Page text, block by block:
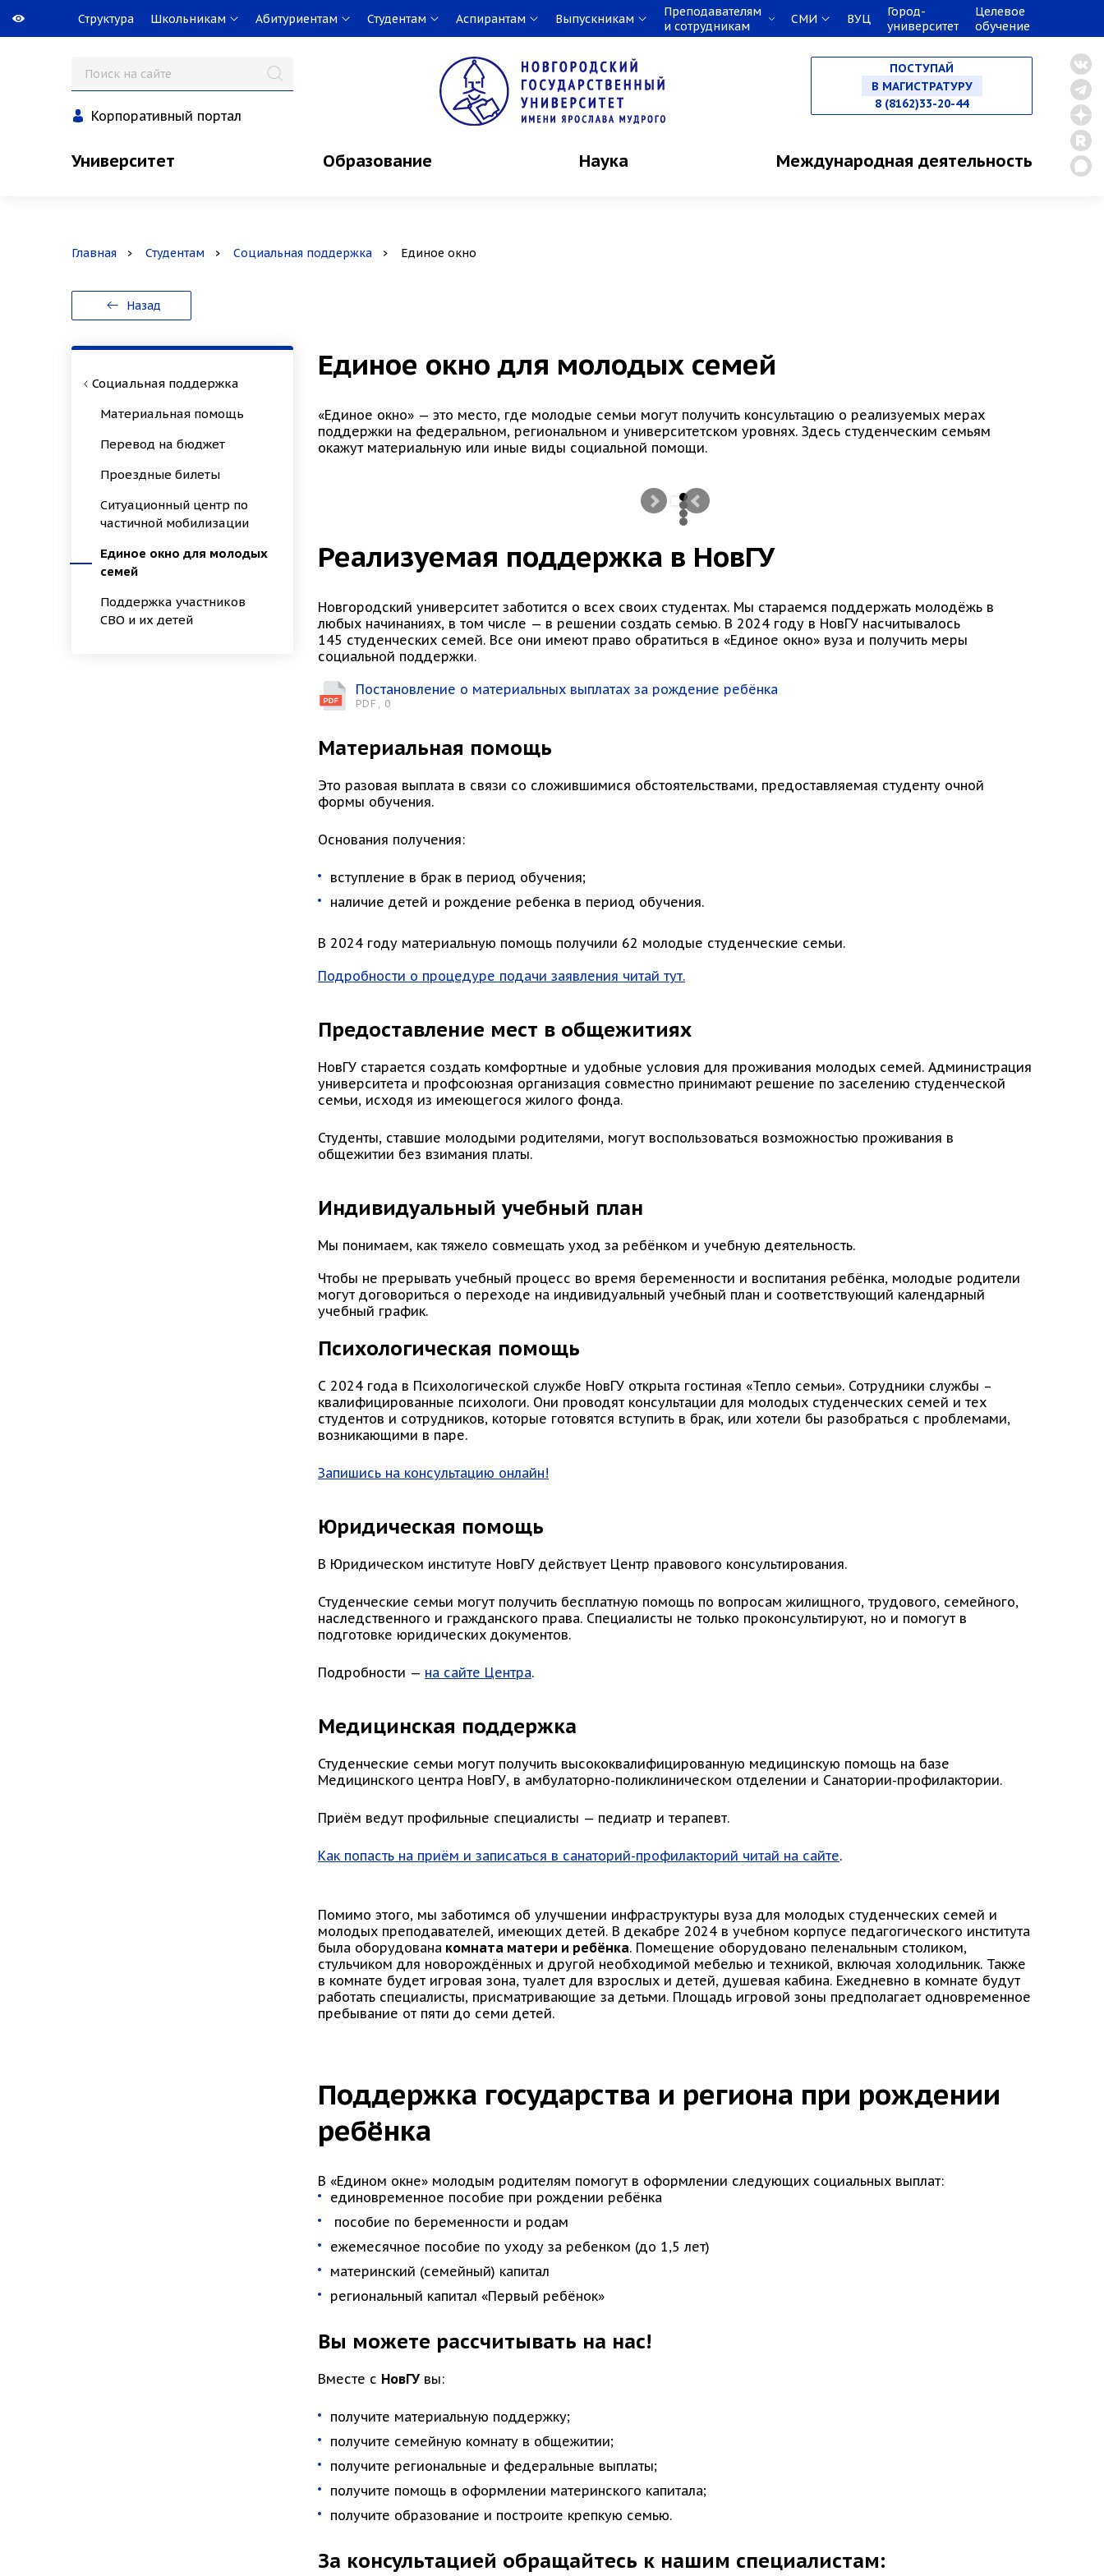
Структура Школьникам Абитуриентам Студентам Аспирантам Выпускникам
Преподавателям
и сотрудникам
СМИ ВУЦ
Город-
университет
Целевое
обучение
Корпоративный портал
ПОСТУПАЙ
НА СПЕЦИАЛИТЕТ
В МАГИСТРАТУРУ
8 (8162)33-20-44
Университет Образование Наука Международная деятельность
Главная Студентам Социальная поддержка Единое окно
Назад
Социальная поддержка
Материальная помощь
Перевод на бюджет
Проездные билеты
Ситуационный центр по
частичной мобилизации
Единое окно для молодых
семей
Поддержка участников
СВО и их детей
Единое окно для молодых семей
«Единое окно» — это место, где молодые семьи могут получить консультацию о реализуемых мерах
поддержки на федеральном, региональном и университетском уровнях. Здесь студенческим семьям
окажут материальную или иные виды социальной помощи.
Реализуемая поддержка в НовГУ
Новгородский университет заботится о всех своих студентах. Мы стараемся поддержать молодёжь в
любых начинаниях, в том числе — в решении создать семью. В 2024 году в НовГУ насчитывалось
145 студенческих семей. Все они имеют право обратиться в «Единое окно» вуза и получить меры
социальной поддержки.
Постановление о материальных выплатах за рождение ребёнка
PDF, 0
Материальная помощь
Это разовая выплата в связи со сложившимися обстоятельствами, предоставляемая студенту очной
формы обучения.
Основания получения:
вступление в брак в период обучения;
наличие детей и рождение ребенка в период обучения.
В 2024 году материальную помощь получили 62 молодые студенческие семьи.
Подробности о процедуре подачи заявления читай тут.
Предоставление мест в общежитиях
НовГУ старается создать комфортные и удобные условия для проживания молодых семей. Администрация
университета и профсоюзная организация совместно принимают решение по заселению студенческой
семьи, исходя из имеющегося жилого фонда.
Студенты, ставшие молодыми родителями, могут воспользоваться возможностью проживания в
общежитии без взимания платы.
Индивидуальный учебный план
Мы понимаем, как тяжело совмещать уход за ребёнком и учебную деятельность.
Чтобы не прерывать учебный процесс во время беременности и воспитания ребёнка, молодые родители
могут договориться о переходе на индивидуальный учебный план и соответствующий календарный
учебный график.
Психологическая помощь
С 2024 года в Психологической службе НовГУ открыта гостиная «Тепло семьи». Сотрудники службы –
квалифицированные психологи. Они проводят консультации для молодых студенческих семей и тех
студентов и сотрудников, которые готовятся вступить в брак, или хотели бы разобраться с проблемами,
возникающими в паре.
Запишись на консультацию онлайн!
Юридическая помощь
В Юридическом институте НовГУ действует Центр правового консультирования.
Студенческие семьи могут получить бесплатную помощь по вопросам жилищного, трудового, семейного,
наследственного и гражданского права. Специалисты не только проконсультируют, но и помогут в
подготовке юридических документов.
Подробности — на сайте Центра.
Медицинская поддержка
Студенческие семьи могут получить высококвалифицированную медицинскую помощь на базе
Медицинского центра НовГУ, в амбулаторно-поликлиническом отделении и Санатории-профилактории.
Приём ведут профильные специалисты — педиатр и терапевт.
Как попасть на приём и записаться в санаторий-профилакторий читай на сайте.
Помимо этого, мы заботимся об улучшении инфраструктуры вуза для молодых студенческих семей и
молодых преподавателей, имеющих детей. В декабре 2024 в учебном корпусе педагогического института
была оборудована комната матери и ребёнка. Помещение оборудовано пеленальным столиком,
стульчиком для новорождённых и другой необходимой мебелью и техникой, включая холодильник. Также
в комнате будет игровая зона, туалет для взрослых и детей, душевая кабина. Ежедневно в комнате будут
работать специалисты, присматривающие за детьми. Площадь игровой зоны предполагает одновременное
пребывание от пяти до семи детей.
Поддержка государства и региона при рождении
ребёнка
В «Едином окне» молодым родителям помогут в оформлении следующих социальных выплат:
единовременное пособие при рождении ребёнка
пособие по беременности и родам
ежемесячное пособие по уходу за ребенком (до 1,5 лет)
материнский (семейный) капитал
региональный капитал «Первый ребёнок»
Вы можете рассчитывать на нас!
Вместе с НовГУ вы:
получите материальную поддержку;
получите семейную комнату в общежитии;
получите региональные и федеральные выплаты;
получите помощь в оформлении материнского капитала;
получите образование и построите крепкую семью.
За консультацией обращайтесь к нашим специалистам: